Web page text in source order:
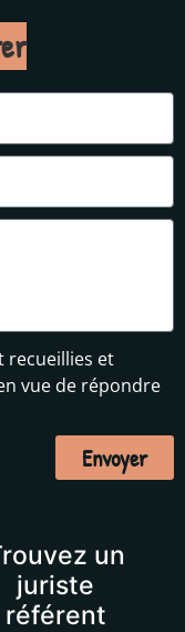
recueillies et
vue de répondre
Envoyer
un
juriste
référent